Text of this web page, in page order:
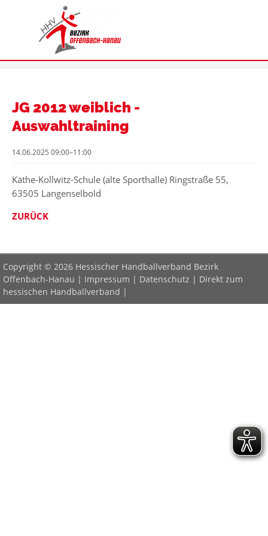
JG 2012 weiblich -
Auswahltraining
14.06.2025 09:00–11:00
Käthe-Kollwitz-Schule (alte Sporthalle) Ringstraße 55,
63505 Langenselbold
ZURÜCK
Copyright © 2026 Hessischer Handballverband Bezirk
Offenbach-Hanau | Impressum | Datenschutz | Direkt zum
hessischen Handballverband |